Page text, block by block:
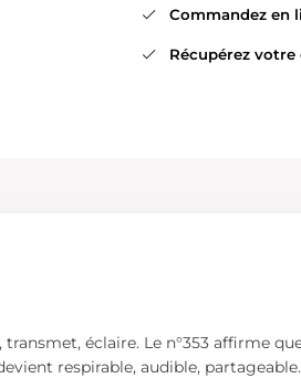
Commandez en
Récupérez votre
éclaire. Le n°353 affirme
respirable, audible,